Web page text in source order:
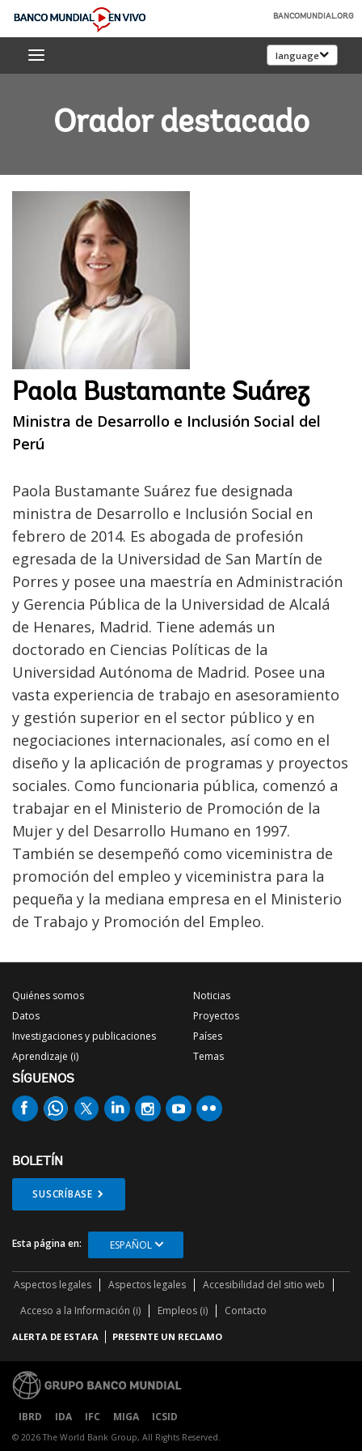
Skip
Main
Banco
Mundial
BANCOMUNDIAL.ORG
language
Orador destacado
Paola Bustamante Suárez
Ministra de Desarrollo e Inclusión Social del
Perú
Paola Bustamante Suárez fue designada
ministra de Desarrollo e Inclusión Social en
febrero de 2014. Es abogada de profesión
egresada de la Universidad de San Martín de
Porres y posee una maestría en Administración
y Gerencia Pública de la Universidad de Alcalá
de Henares, Madrid. Tiene además un
doctorado en Ciencias Políticas de la
Universidad Autónoma de Madrid. Posee una
vasta experiencia de trabajo en asesoramiento
y gestión superior en el sector público y en
negociaciones internacionales, así como en el
diseño y la aplicación de programas y proyectos
sociales. Como funcionaria pública, comenzó a
trabajar en el Ministerio de Promoción de la
Mujer y del Desarrollo Humano en 1997.
También se desempeñó como viceministra de
promoción del empleo y viceministra para la
pequeña y la mediana empresa en el Ministerio
de Trabajo y Promoción del Empleo.
Quiénes somos
Datos
Investigaciones y publicaciones
Aprendizaje (i)
Noticias
Proyectos
Países
Temas
SÍGUENOS
BOLETÍN
SUSCRÍBASE
Esta página en: ESPAÑOL
Aspectos legales Aspectos legales
Accesibilidad del sitio web
Acceso a la Información (i)
Empleos (i) Contacto
ALERTA DE ESTAFA PRESENTE UN RECLAMO
IBRD IDA IFC MIGA ICSID
© 2026 The World Bank Group, All Rights Reserved.